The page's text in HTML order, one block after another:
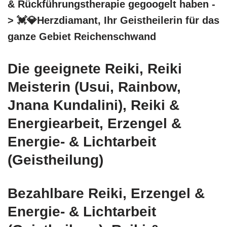
& Rückführungstherapie gegoogelt haben -
> 💓️💎Herzdiamant, Ihr Geistheilerin für das
ganze Gebiet Reichenschwand
Die geeignete Reiki, Reiki
Meisterin (Usui, Rainbow,
Jnana Kundalini), Reiki &
Energiearbeit, Erzengel &
Energie- & Lichtarbeit
(Geistheilung)
Bezahlbare Reiki, Erzengel &
Energie- & Lichtarbeit